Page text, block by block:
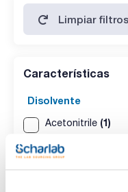
Limpiar filtros
Características
Disolvente
Acetonitrile (1)
Envase